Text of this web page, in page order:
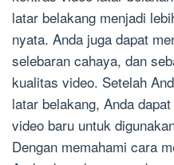
latar belakang menjadi
nyata. Anda juga dapat
selebaran cahaya, dan
kualitas video. Setelah
latar belakang, Anda
video baru untuk
Dengan memahami cara